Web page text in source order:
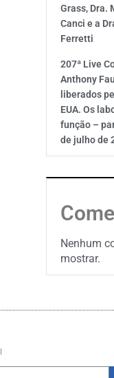
Grass, Dra.
Canci e a
Ferretti
207ª Live
Anthony
liberados
EUA. Os
função –
de julho de
Nenhum
mostrar.